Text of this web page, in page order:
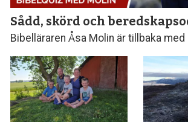
Sådd, skörd och
Bibelläraren Åsa Molin är tillbaka